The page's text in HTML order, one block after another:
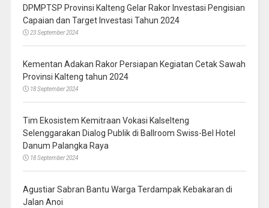
DPMPTSP Provinsi Kalteng Gelar Rakor Investasi Pengisian
Capaian dan Target Investasi Tahun 2024
23 September 2024
Kementan Adakan Rakor Persiapan Kegiatan Cetak Sawah
Provinsi Kalteng tahun 2024
18 September 2024
Tim Ekosistem Kemitraan Vokasi Kalselteng
Selenggarakan Dialog Publik di Ballroom Swiss-Bel Hotel
Danum Palangka Raya
18 September 2024
Agustiar Sabran Bantu Warga Terdampak Kebakaran di
Jalan Anoi